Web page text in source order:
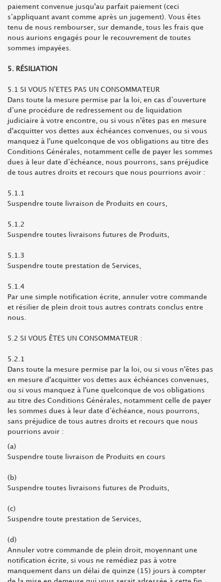
paiement convenue jusqu'au parfait paiement (ceci
s’appliquant avant comme après un jugement). Vous êtes
tenu de nous rembourser, sur demande, tous les frais que
nous aurions engagés pour le recouvrement de toutes
sommes impayées.
5. RÉSILIATION
5.1 SI VOUS N’ETES PAS UN CONSOMMATEUR
Dans toute la mesure permise par la loi, en cas d’ouverture
d’une procédure de redressement ou de liquidation
judiciaire à votre encontre, ou si vous n'êtes pas en mesure
d'acquitter vos dettes aux échéances convenues, ou si vous
manquez à l'une quelconque de vos obligations au titre des
Conditions Générales, notamment celle de payer les sommes
dues à leur date d’échéance, nous pourrons, sans préjudice
de tous autres droits et recours que nous pourrions avoir :
5.1.1
Suspendre toute livraison de Produits en cours,
5.1.2
Suspendre toutes livraisons futures de Produits,
5.1.3
Suspendre toute prestation de Services,
5.1.4
Par une simple notification écrite, annuler votre commande
et résilier de plein droit tous autres contrats conclus entre
nous.
5.2 SI VOUS ÊTES UN CONSOMMATEUR :
5.2.1
Dans toute la mesure permise par la loi, ou si vous n'êtes pas
en mesure d'acquitter vos dettes aux échéances convenues,
ou si vous manquez à l'une quelconque de vos obligations
au titre des Conditions Générales, notamment celle de payer
les sommes dues à leur date d’échéance, nous pourrons,
sans préjudice de tous autres droits et recours que nous
pourrions avoir :
(a)
Suspendre toute livraison de Produits en cours
(b)
Suspendre toutes livraisons futures de Produits,
(c)
Suspendre toute prestation de Services,
(d)
Annuler votre commande de plein droit, moyennant une
notification écrite, si vous ne remédiez pas à votre
manquement dans un délai de quinze (15) jours à compter